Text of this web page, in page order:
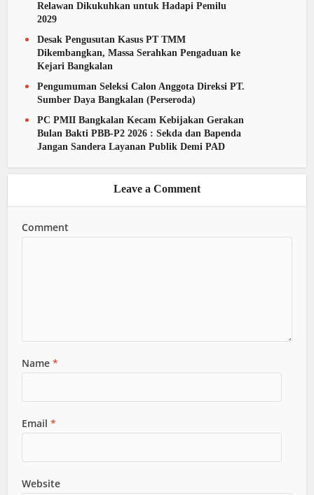
Relawan Dikukuhkan untuk Hadapi Pemilu
2029
Desak Pengusutan Kasus PT TMM
Dikembangkan, Massa Serahkan Pengaduan ke
Kejari Bangkalan
Pengumuman Seleksi Calon Anggota Direksi PT.
Sumber Daya Bangkalan (Perseroda)
PC PMII Bangkalan Kecam Kebijakan Gerakan
Bulan Bakti PBB-P2 2026 : Sekda dan Bapenda
Jangan Sandera Layanan Publik Demi PAD
Leave a Comment
Comment
Name*
Email*
Website